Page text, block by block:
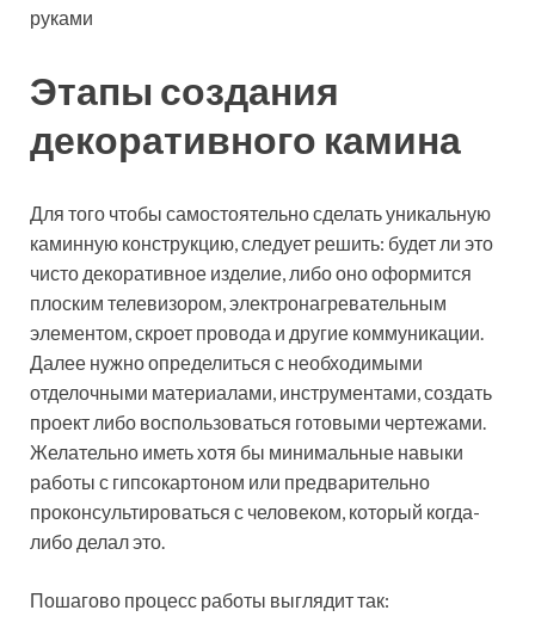
Этапы создания
декоративного камина
Для того чтобы самостоятельно сделать уникальную
каминную конструкцию, следует решить: будет ли это
чисто декоративное изделие, либо оно оформится
плоским телевизором, электронагревательным
элементом, скроет провода и другие коммуникации.
Далее нужно определиться с необходимыми
отделочными материалами, инструментами, создать
проект либо воспользоваться готовыми чертежами.
Желательно иметь хотя бы минимальные навыки
работы с гипсокартоном или предварительно
проконсультироваться с человеком, который когда-
либо делал это.
Пошагово процесс работы выглядит так: